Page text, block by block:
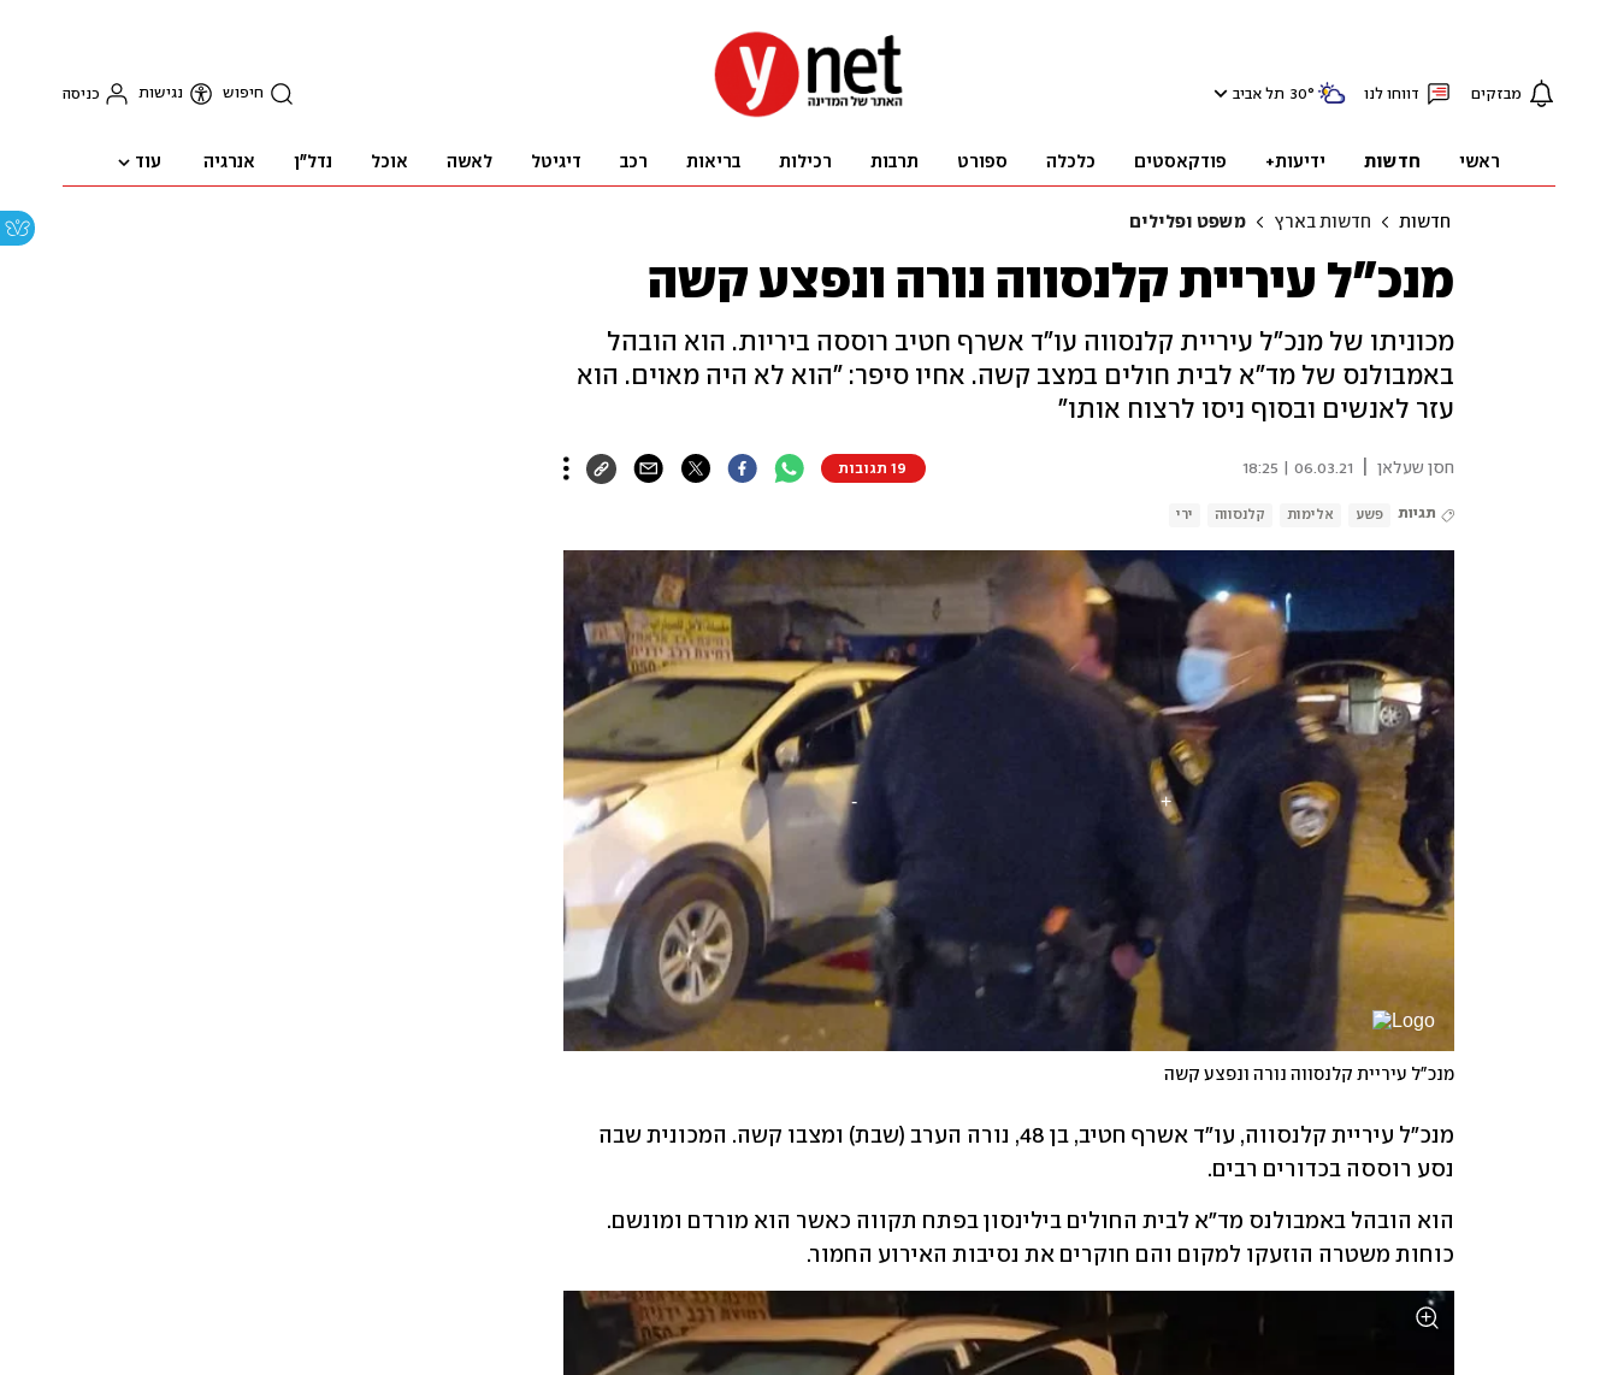
מבזקים דווחו לנו 30° תל אביב חיפוש נגישות כניסה
ראשי חדשות ידיעות+ פודקאסטים כלכלה ספורט תרבות רכילות בריאות רכב דיגיטל לאשה אוכל נדל"ן אנרגיה עוד
חדשות חדשות בארץ משפט ופלילים
מנכ"ל עיריית קלנסווה נורה ונפצע קשה
מכוניתו של מנכ"ל עיריית קלנסווה עו"ד אשרף חטיב רוססה ביריות. הוא הובהל
באמבולנס של מד"א לבית חולים במצב קשה. אחיו סיפר: "הוא לא היה מאוים. הוא
עזר לאנשים ובסוף ניסו לרצוח אותו"
חסן שעלאן 06.03.21 | 18:25 19 תגובות
תגיות פשע אלימות קלנסווה ירי
מנכ"ל עיריית קלנסווה נורה ונפצע קשה
נסע רוססה בכדורים רבים.
כוחות משטרה הוזעקו למקום והם חוקרים את נסיבות האירוע החמור.